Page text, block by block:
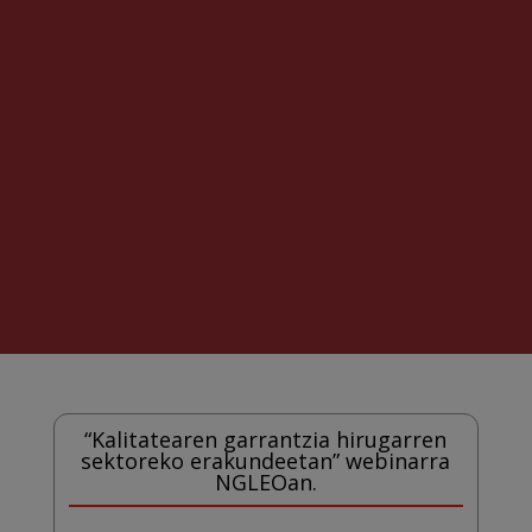
“Kalitatearen garrantzia hirugarren
sektoreko erakundeetan” webinarra
NGLEOan.